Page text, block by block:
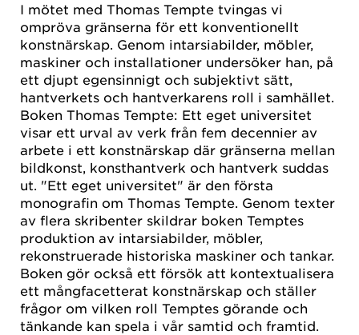
I mötet med Thomas Tempte tvingas vi
ompröva gränserna för ett konventionellt
konstnärskap. Genom intarsiabilder, möbler,
maskiner och installationer undersöker han, på
ett djupt egensinnigt och subjektivt sätt,
hantverkets och hantverkarens roll i samhället.
Boken Thomas Tempte: Ett eget universitet
visar ett urval av verk från fem decennier av
arbete i ett konstnärskap där gränserna mellan
bildkonst, konsthantverk och hantverk suddas
ut. "Ett eget universitet" är den första
monografin om Thomas Tempte. Genom texter
av flera skribenter skildrar boken Temptes
produktion av intarsiabilder, möbler,
rekonstruerade historiska maskiner och tankar.
Boken gör också ett försök att kontextualisera
ett mångfacetterat konstnärskap och ställer
frågor om vilken roll Temptes görande och
tänkande kan spela i vår samtid och framtid.